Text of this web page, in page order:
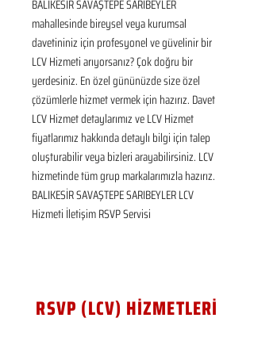
BALIKESİR SAVAŞTEPE SARIBEYLER
mahallesinde bireysel veya kurumsal
davetininiz için profesyonel ve güvelinir bir
LCV Hizmeti arıyorsanız? Çok doğru bir
yerdesiniz. En özel gününüzde size özel
çözümlerle hizmet vermek için hazırız. Davet
LCV Hizmet detaylarımız ve LCV Hizmet
fiyatlarımız hakkında detaylı bilgi için talep
oluşturabilir veya bizleri arayabilirsiniz. LCV
hizmetinde tüm grup markalarımızla hazırız.
BALIKESİR SAVAŞTEPE SARIBEYLER LCV
Hizmeti İletişim RSVP Servisi
RSVP (LCV) HİZMETLERİ